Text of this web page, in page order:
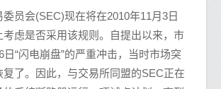
员会(SEC)现在将在2010年11月3日
考虑是否采用该规则。自提出以来，市
日“闪电崩盘”的严重冲击，当时市场突
复了。因此，与交易所同盟的SEC正在